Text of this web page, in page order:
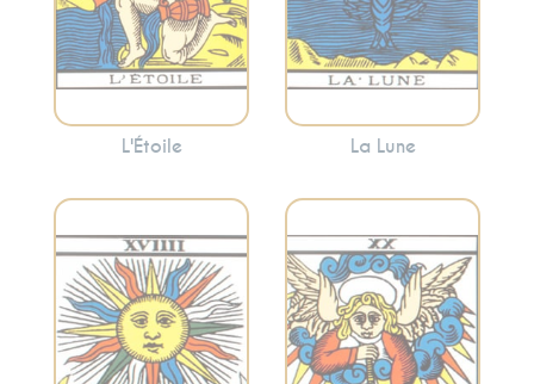
L'Étoile
votre intuition.
La Lune
Symbolise la joie, la
réussite, la vitalité
et la clarté. Le
Représente la
réévaluation, la
transformation et
l’appel intérieur. Le